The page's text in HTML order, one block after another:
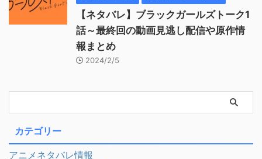
【ネタバレ】ブラックガールズトーク1
話～最終回の動画見逃し配信や原作情
報まとめ
2024/2/5
カテゴリー
アニメネタバレ情報